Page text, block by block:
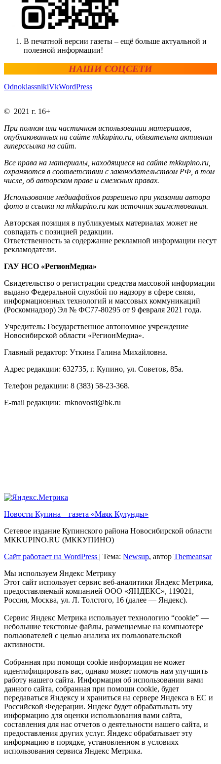
В печатной версии газеты – ещё больше актуальной и
полезной информации!
НАШИ СОЦСЕТИ
OdnoklassnikiVkWordPress
© 2021 г. 16+
При полном или частичном использовании материалов,
опубликованных на сайте mkkupino.ru, обязательна активная
гиперссылка на сайт.
Все права на материалы, находящиеся на сайте mkkupino.ru,
охраняются в соответствии с законодательством РФ, в том
числе, об авторском праве и смежных правах.
Использование медиафайлов разрешено при указании автора
фото и ссылки на mkkupino.ru как источник заимствования.
Авторская позиция в публикуемых материалах может не
совпадать с позицией редакции.
Ответственность за содержание рекламной информации несут
рекламодатели.
ГАУ НСО «РегионМедиа»
Свидетельство о регистрации средства массовой информации
выдано Федеральной службой по надзору в сфере связи,
информационных технологий и массовых коммуникаций
(Роскомнадзор) Эл № ФС77-80295 от 9 февраля 2021 года.
Учредитель: Государственное автономное учреждение
Новосибирской области «РегионМедиа».
Главный редактор: Уткина Галина Михайловна.
Адрес редакции: 632735, г. Купино, ул. Советов, 85а.
Телефон редакции: 8 (383) 58-23-368.
E-mail редакции: mknovosti@bk.ru
Новости Купина – газета «Маяк Кулунды»
Сетевое издание Купинского района Новосибирской области
МКKUPINO.RU (МККУПИНО)
Сайт работает на WordPress
Тема: Newsup, автор Themeansar
Мы используем Яндекс Метрику
Этот сайт использует сервис веб-аналитики Яндекс Метрика,
предоставляемый компанией ООО «ЯНДЕКС», 119021,
Россия, Москва, ул. Л. Толстого, 16 (далее — Яндекс).
Сервис Яндекс Метрика использует технологию “cookie” —
небольшие текстовые файлы, размещаемые на компьютере
пользователей с целью анализа их пользовательской
активности.
Собранная при помощи cookie информация не может
идентифицировать вас, однако может помочь нам улучшить
работу нашего сайта. Информация об использовании вами
данного сайта, собранная при помощи cookie, будет
передаваться Яндексу и храниться на сервере Яндекса в ЕС и
Российской Федерации. Яндекс будет обрабатывать эту
информацию для оценки использования вами сайта,
составления для нас отчетов о деятельности нашего сайта, и
предоставления других услуг. Яндекс обрабатывает эту
информацию в порядке, установленном в условиях
использования сервиса Яндекс Метрика.